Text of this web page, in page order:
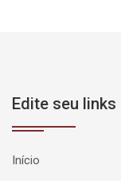
Edite seu links
Início